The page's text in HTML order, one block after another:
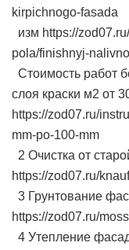
kirpichnogo-fasada
изм https://
pola/finishnyj-
Стоимость работ
слоя краски м2 от
https://zod07.ru/
mm-po-100-mm
2 Очистка от
https://zod07.ru/knauf
3 Грунтование
https://zod07.ru/
4 Утепление